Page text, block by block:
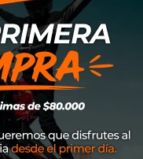
Chaqueta
Marca Spidi
SKUL30536
$99.000